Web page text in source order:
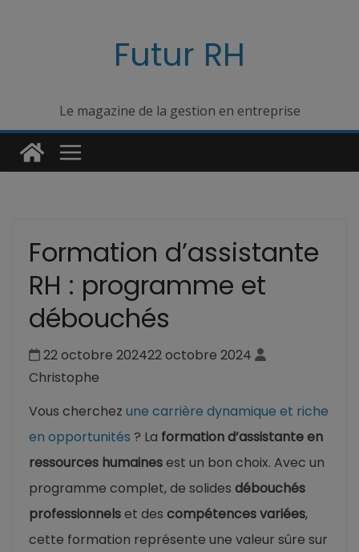
Futur RH
Le magazine de la gestion en entreprise
Formation d’assistante
RH : programme et
débouchés
22 octobre 202422 octobre 2024
Christophe
Vous cherchez une carrière dynamique et riche
en opportunités ? La formation d’assistante en
ressources humainesest un bon choix. Avec un
programme complet, de solides débouchés
professionnelset des compétences variées,
cette formation représente une valeur sûre sur